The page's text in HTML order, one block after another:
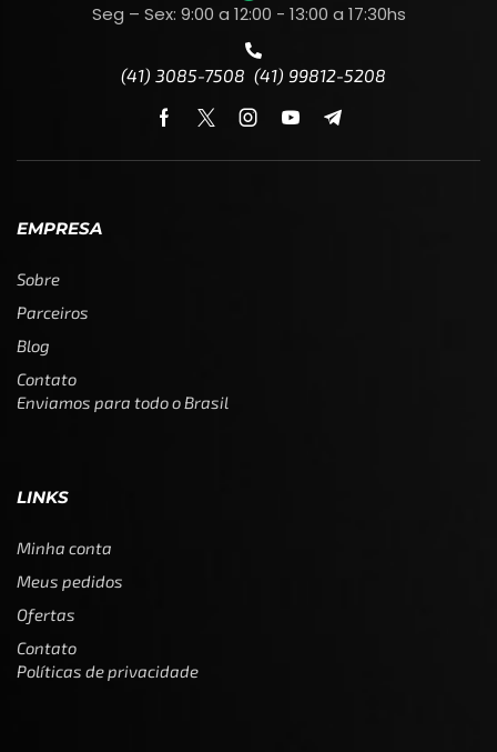
Seg – Sex: 9:00 a 12:00 - 13:00 a 17:30hs
(41) 3085-7508 (41) 99812-5208
EMPRESA
Sobre
Parceiros
Blog
Contato
Enviamos para todo o Brasil
LINKS
Minha conta
Meus pedidos
Ofertas
Contato
Políticas de privacidade